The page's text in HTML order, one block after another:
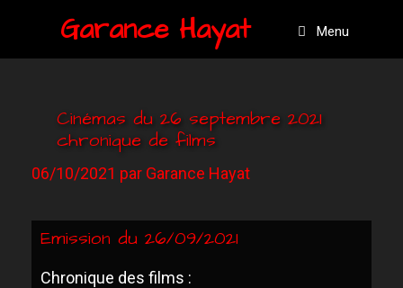
Garance Hayat Menu
Cinémas du 26 septembre 2021
chronique de films
06/10/2021 par Garance Hayat
Emission du 26/09/2021
Chronique des films :